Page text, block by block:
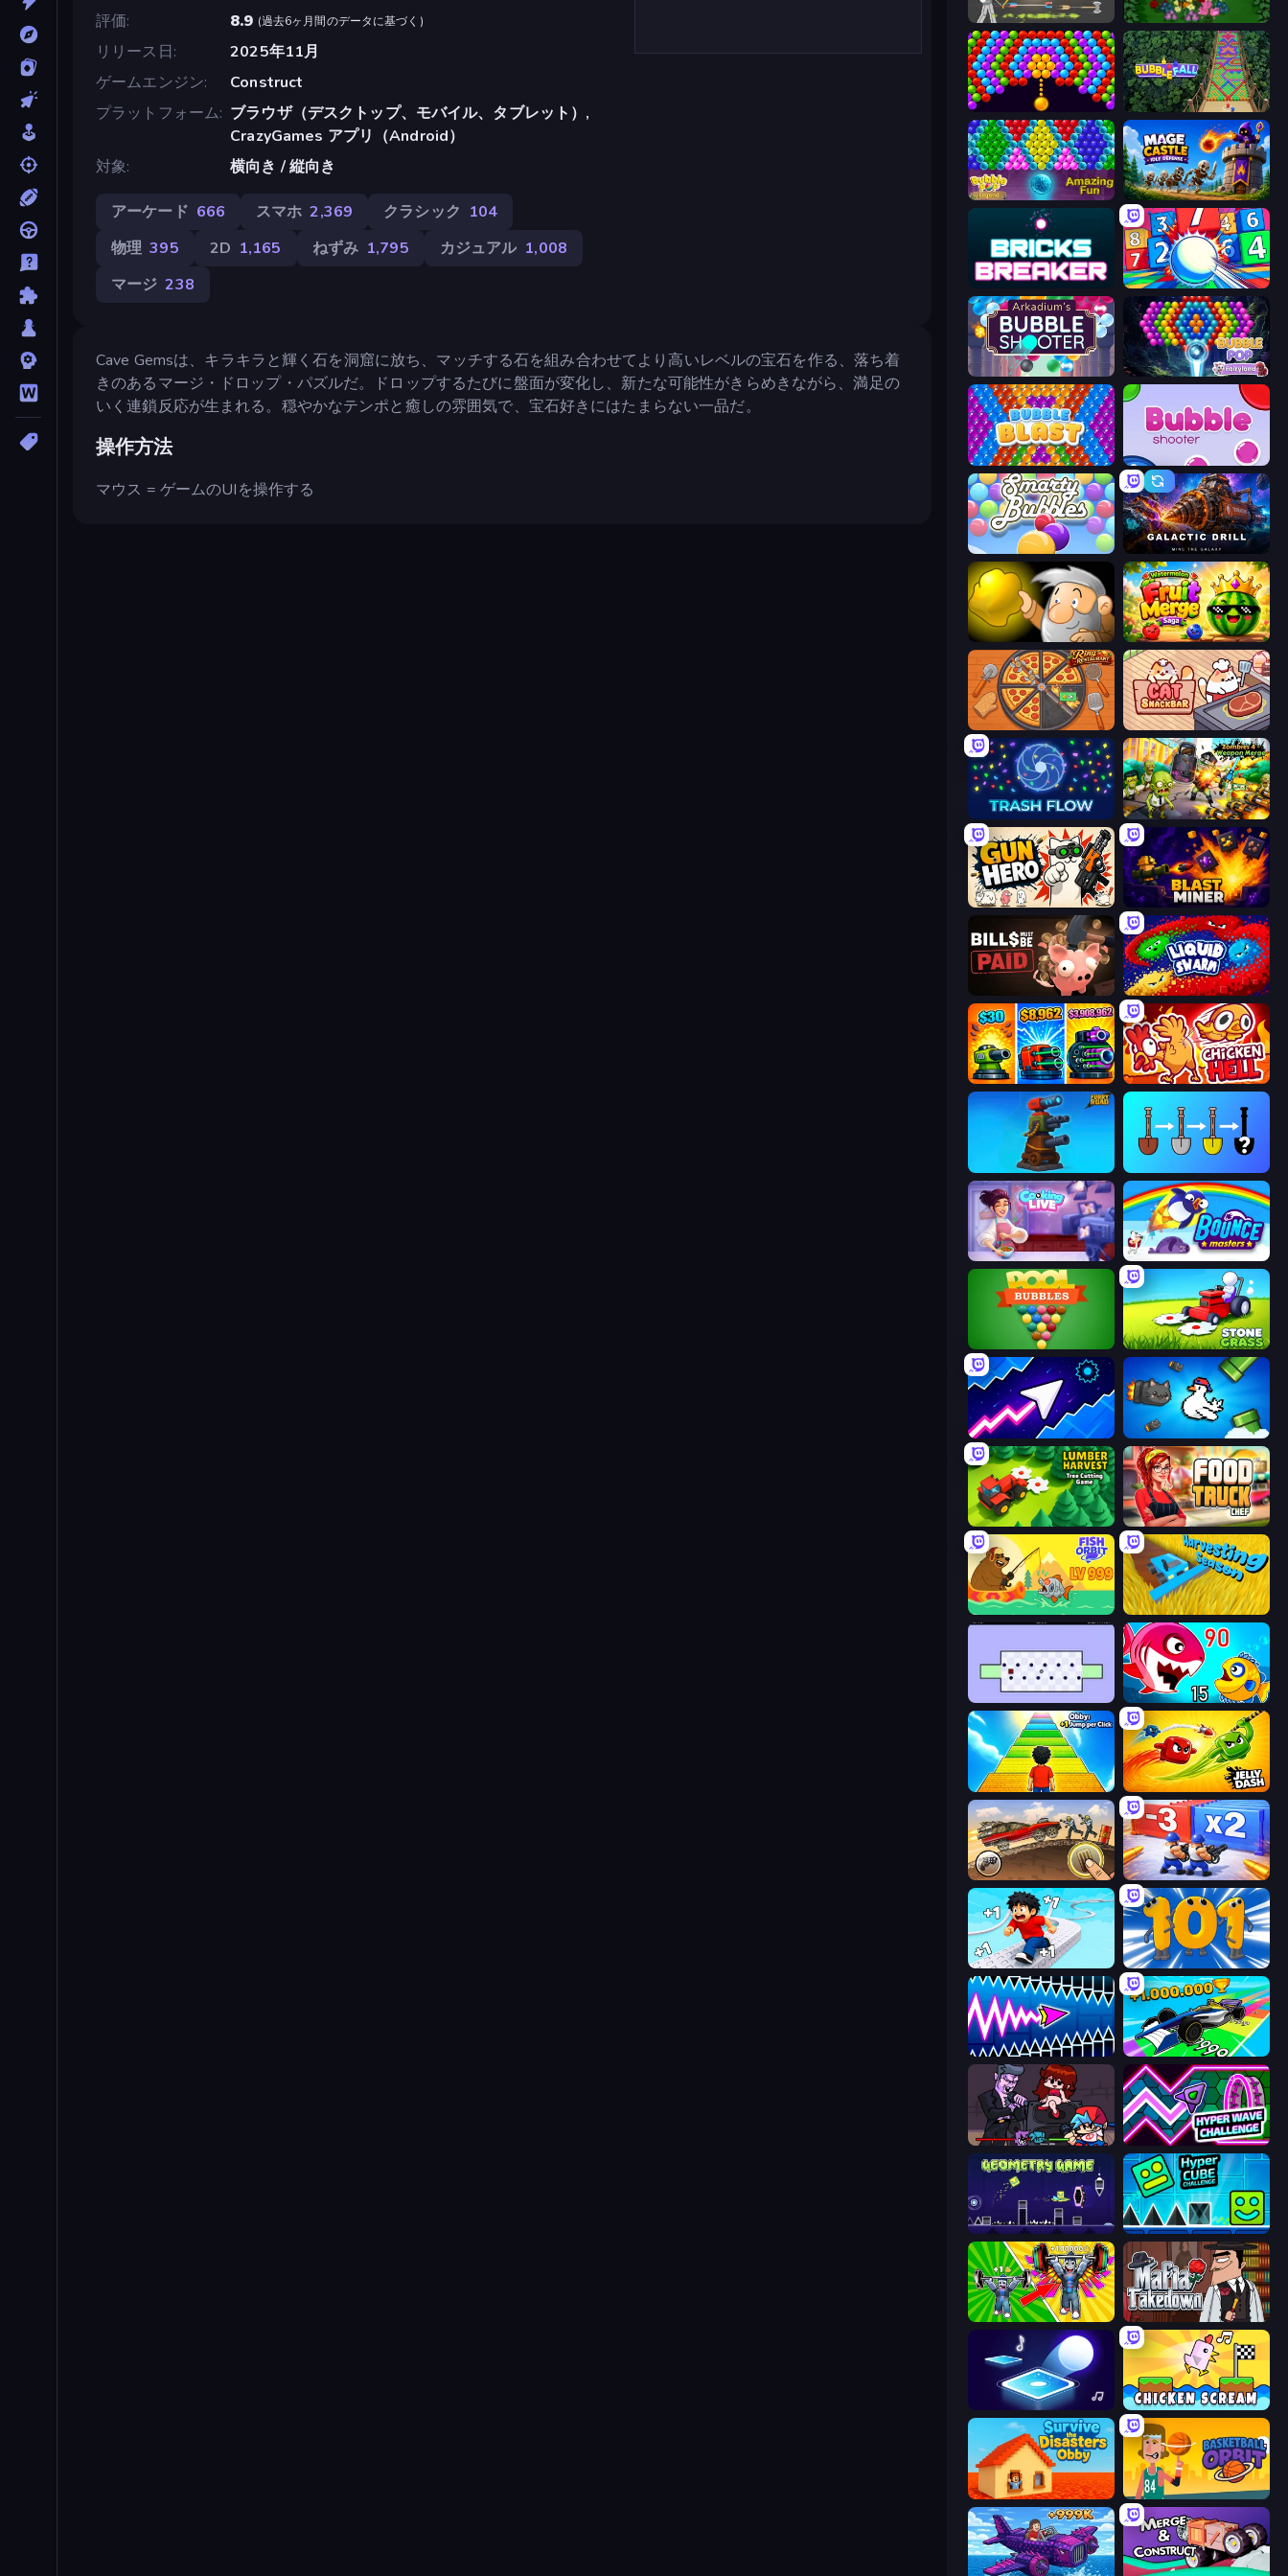
評価
8.9 (過去6ヶ月間のデータに基づく )
リリース日
2025年11月
ゲームエンジン
Construct
プラットフォーム ブラウザ（デスクトップ、モバイル、タブレット）,
CrazyGames アプリ（Android）
対象
横向き / 縦向き
アーケード 666 スマホ 2,369 クラシック 104
物理 395 2D 1,165 ねずみ 1,795 カジュアル 1,008
マージ 238
Cave Gemsは、キラキラと輝く石を洞窟に放ち、マッチする石を組み合わせてより高いレベルの宝石を作る、落ち着
きのあるマージ・ドロップ・パズルだ。ドロップするたびに盤面が変化し、新たな可能性がきらめきながら、満足の
いく連鎖反応が生まれる。穏やかなテンポと癒しの雰囲気で、宝石好きにはたまらない一品だ。
操作方法
マウス = ゲームのUIを操作する
Ragdoll Archers Blooming Gardens
Bubble Story Bubble Fall
Bubble Pop Legend Mage Castle Idle Defense
Bricks Breaker Entropy
Bubble Pop Fairyland
Bubble Blast Bubble Shooter
Smarty Bubbles Galactic Drill
Gold Miner Watermelon Fruit Merge Saga
Ring Restaurant Cat Snack Bar
Trash Flow Zombies 4 Weapon Merge
Gun Hero: Cat Survival Blast Miner
Bills Must Be Paid Liquid Swarm
Pumpkin Defense: Merge Cannon Chicken Hell
Furry Road
Cooking Live Bouncemasters
Pool Bubbles Stone Grass: Mowing Simulator
Space Waves Honk
Lumber Harvest: Tree Cutting Game Food Truck Chef™: A Fun Cooking Game
Fish Orbit Harvesting Season
Fish Eat Getting Big
Obby: +1 Jump per Click Jelly Dash
Earn to Die: Zombie Ride Battle Brigade
Speed per Click: Obby Numbers Arena
Wave Dash: Geometry Arrow Obby Car Challenge: Drive
Friday Night Funkin' Hyper Wave Challenge
Geometry Game Hyper Cube Challenge
Obby: Gym Simulator, Escape Mafia Takedown
Tile Jumper 3D Chicken Scream
Survive the Disasters: Obby Basketball Orbit